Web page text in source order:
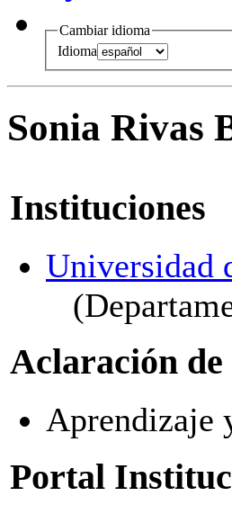
Cambiar idioma
Idioma
Sonia Rivas
Instituciones
Universidad
Aclaración
Aprendizaje
Portal